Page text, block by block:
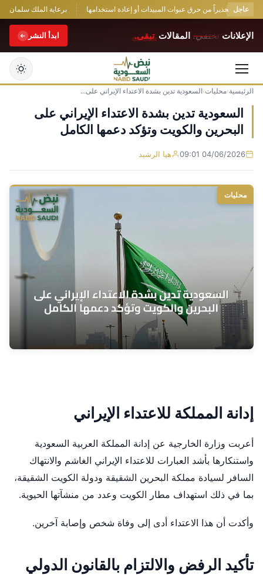
عاجل
يطلق تحذيراً من حرق عبوات المبيدات أو إعادة استخدامها برعاية الملك سلمان..
الإعلانات تختفي. المقالات تبقى. ابدأ النشر
التجاوز
إلى
المحتوى
الرئيسية›محليات›السعودية تدين بشدة الاعتداء الإيراني على...
السعودية تدين بشدة الاعتداء الإيراني على
البحرين والكويت وتؤكد دعمها الكامل
04/06/2026 09:01 هيا الرشيد
محليات
إدانة المملكة للاعتداء الإيراني
أعربت وزارة الخارجية عن إدانة المملكة العربية السعودية
واستنكارها بأشد العبارات للاعتداء الإيراني الغاشم والانتهاك
السافر لسيادة مملكة البحرين الشقيقة ودولة الكويت الشقيقة،
بما في ذلك استهداف مطار الكويت وعدد من منشآتها الحيوية.
وأكدت أن هذا الاعتداء أدى إلى وفاة شخص وإصابة آخرين.
تأكيد الرفض والالتزام بالقانون الدولي